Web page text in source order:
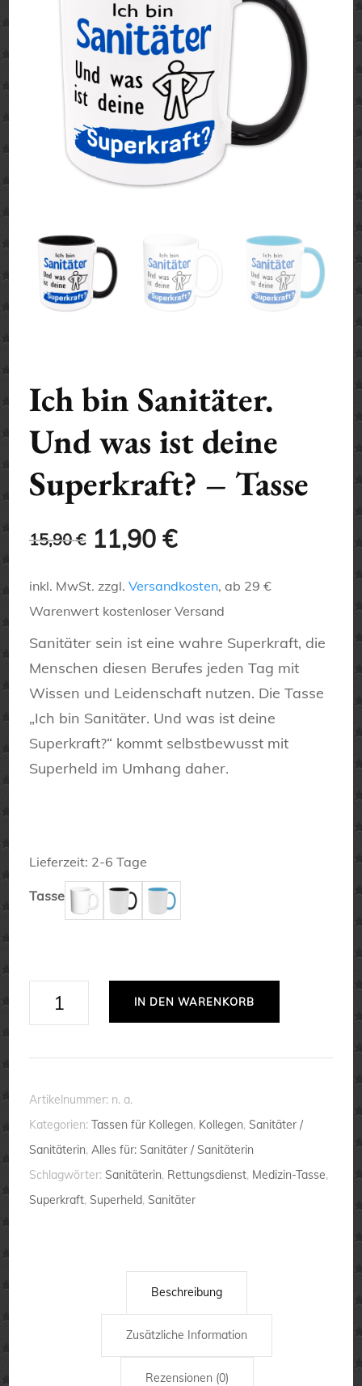
Ich bin Sanitäter.
Und was ist deine
Superkraft? – Tasse
15,90€ Ursprünglicher
Preis
war:
15,90 €
11,90€Aktueller
Preis
ist:
11,90 €.
inkl. MwSt. zzgl.Versandkosten, ab 29 €
Warenwert kostenloser Versand
Sanitäter sein ist eine wahre Superkraft, die
Menschen diesen Berufes jeden Tag mit
Wissen und Leidenschaft nutzen. Die Tasse
„Ich bin Sanitäter. Und was ist deine
Superkraft?“ kommt selbstbewusst mit
Superheld im Umhang daher.
Lieferzeit: 2-6 Tage
Tasse
was
ist
deine
Superkraft?
-
IN DEN WARENKORB
Artikelnummer: n. a.
Kategorien:Tassen für Kollegen, Kollegen,Sanitäter /
Sanitäterin,Alles für: Sanitäter / Sanitäterin
Schlagwörter:Sanitäterin, Rettungsdienst, Medizin-Tasse,
Superkraft,Superheld,Sanitäter
Beschreibung
Zusätzliche Information
Rezensionen (0)